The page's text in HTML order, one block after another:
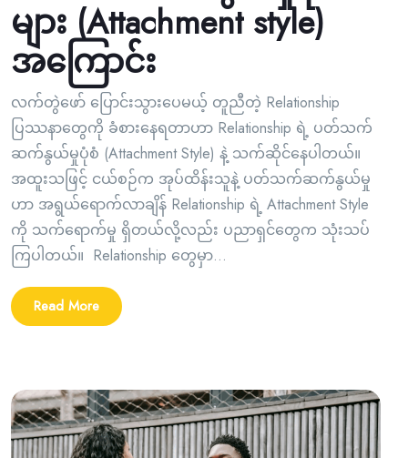
များ (Attachment style)
အကြောင်း
လက်တွဲဖော် ပြောင်းသွားပေမယ့် တူညီတဲ့ Relationship
ပြဿနာတွေကို ခံစားနေရတာဟာ Relationship ရဲ့ ပတ်သက်
ဆက်နွယ်မှုပုံစံ (Attachment Style) နဲ့ သက်ဆိုင်နေပါတယ်။
အထူးသဖြင့် ငယ်စဉ်က အုပ်ထိန်းသူနဲ့ ပတ်သက်ဆက်နွယ်မှု
ဟာ အရွယ်ရောက်လာချိန် Relationship ရဲ့ Attachment Style
ကို သက်ရောက်မှု ရှိတယ်လို့လည်း ပညာရှင်တွေက သုံးသပ်
ကြပါတယ်။ Relationship တွေမှာ...
Read More